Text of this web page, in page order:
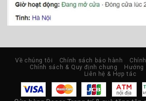
Về chúng tôi Chính sách bảo hành
Chính sách & Quy định chung
Hướng
Liên hệ & Hợp tác